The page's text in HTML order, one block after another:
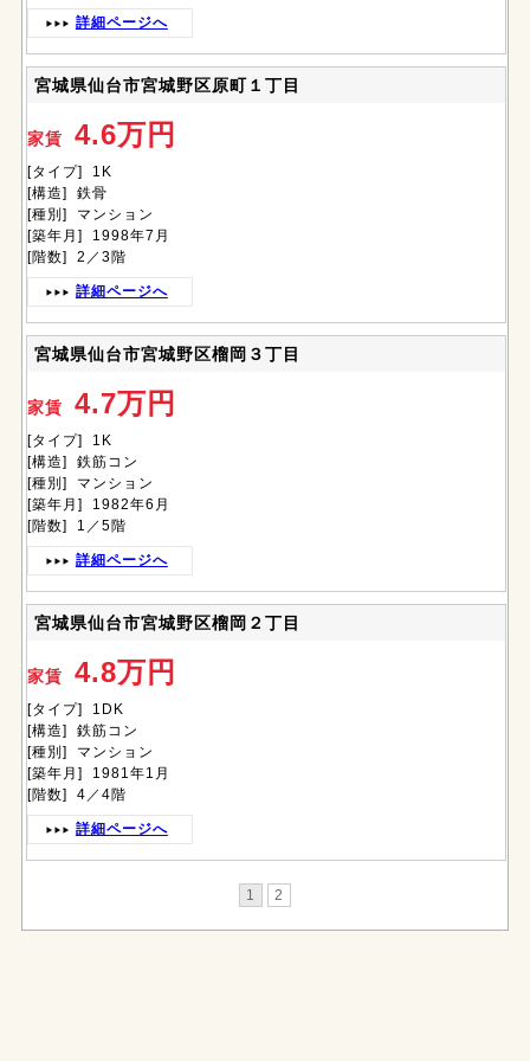
詳細ページへ
宮城県仙台市宮城野区原町１丁目
家賃 4.6万円
[タイプ] 1K
[構造] 鉄骨
[種別] マンション
[築年月] 1998年7月
[階数] 2／3階
詳細ページへ
宮城県仙台市宮城野区榴岡３丁目
家賃 4.7万円
[タイプ] 1K
[構造] 鉄筋コン
[種別] マンション
[築年月] 1982年6月
[階数] 1／5階
詳細ページへ
宮城県仙台市宮城野区榴岡２丁目
家賃 4.8万円
[タイプ] 1DK
[構造] 鉄筋コン
[種別] マンション
[築年月] 1981年1月
[階数] 4／4階
詳細ページへ
1 2